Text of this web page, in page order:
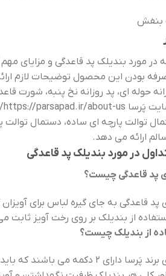
در مورد بندیلک پد قاعدگی و مزایای مهم
بودن این محصول توضیحات لازم
حوله ای، پد روزانه نخ پنبه، شورت
پَرسا https://parsapad.ir/about-us/
توالت پارچه ای ساده، دستمال توالت
ارائه می دهد.
در مورد بندیلک پد قاعدگی
پد قاعدگی چیست؟
پد قاعدگی به جای گیره لباس برای
از بندیلک بر روی رخت آویز
از بندیلک چیست؟
بندیلک های برند پَرسا دارای 2